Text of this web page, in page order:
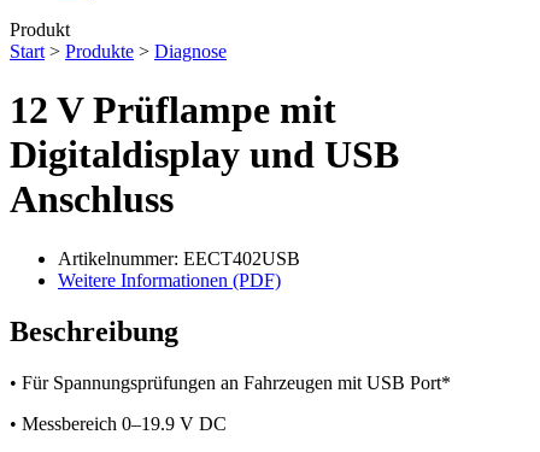
Produkt
Start > Produkte > Diagnose
12 V Prüflampe mit
Digitaldisplay und USB
Anschluss
Artikelnummer: EECT402USB
Weitere Informationen (PDF)
Beschreibung
• Für Spannungsprüfungen an Fahrzeugen mit USB Port*
• Messbereich 0–19.9 V DC